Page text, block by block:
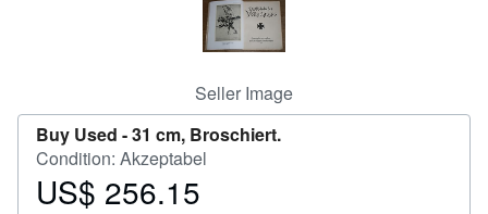
Seller Image
Buy Used -31 cm, Broschiert.
Condition: Akzeptabel
Price
US$ 256.15